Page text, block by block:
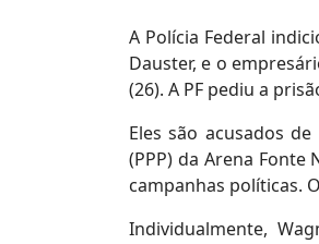
A Polícia Federal
Dauster, e o
(26). A PF pediu a
Eles são acusados
(PPP) da Arena Fonte
campanhas políticas.
Individualmente,